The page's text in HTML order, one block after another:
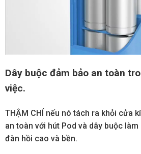
Dây buộc đảm bảo an toàn
việc.
THẬM CHÍ nếu nó tách ra khỏi cửa
an toàn với hút Pod và dây buộc
đàn hồi cao và bền.